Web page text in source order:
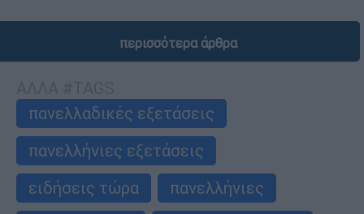
περισσότερα άρθρα
πανελλαδικές εξετάσεις
πανελλήνιες εξετάσεις
ειδήσεις τώρα
πανελλήνιες